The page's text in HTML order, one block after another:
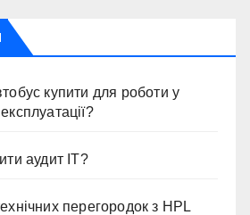
купити для роботи у
аудит ІТ?
перегородок з HPL